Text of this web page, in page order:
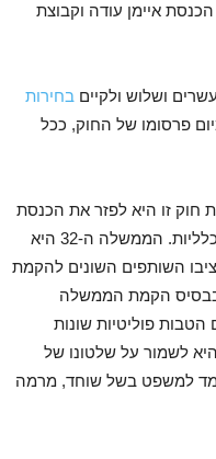
איימן עודה וקבוצת
ושלוש ולקיים בחירות
וארבע בתוך 90 ימים מיום פרסומו של החוק, ככל
זו היא לפזר את הכנסת
העשרים ושלוש על מנת לערוך בחירות כלליות. הממשלה ה-32 היא
השותפים השונים להקמת
בבסיס הקמת הממשלה
הטבות פוליטיות שונות
לשמור על שלטונו של
עומד למשפט בשל שוחד, מרמה